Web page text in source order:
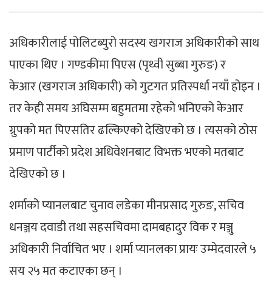
अधिकारीलाई पोलिटब्युरो सदस्य खगराज अधिकारीको साथ
पाएका थिए । गण्डकीमा पिएस (पृथ्वी सुब्बा गुरुङ) र
केआर (खगराज अधिकारी) को गुटगत प्रतिस्पर्धा नयाँ होइन ।
तर केही समय अघिसम्म बहुमतमा रहेको भनिएको केआर
ग्रुपको मत पिएसतिर ढल्किएको देखिएको छ । त्यसको ठोस
प्रमाण पार्टीको प्रदेश अधिवेशनबाट विभक्त भएको मतबाट
देखिएको छ ।
शर्माको प्यानलबाट चुनाव लडेका मीनप्रसाद गुरुङ, सचिव
धनञ्जय दवाडी तथा सहसचिवमा दामबहादुर विक र मञ्जु
अधिकारी निर्वाचित भए । शर्मा प्यानलका प्रायः उम्मेदवारले ५
सय २५ मत कटाएका छन् ।